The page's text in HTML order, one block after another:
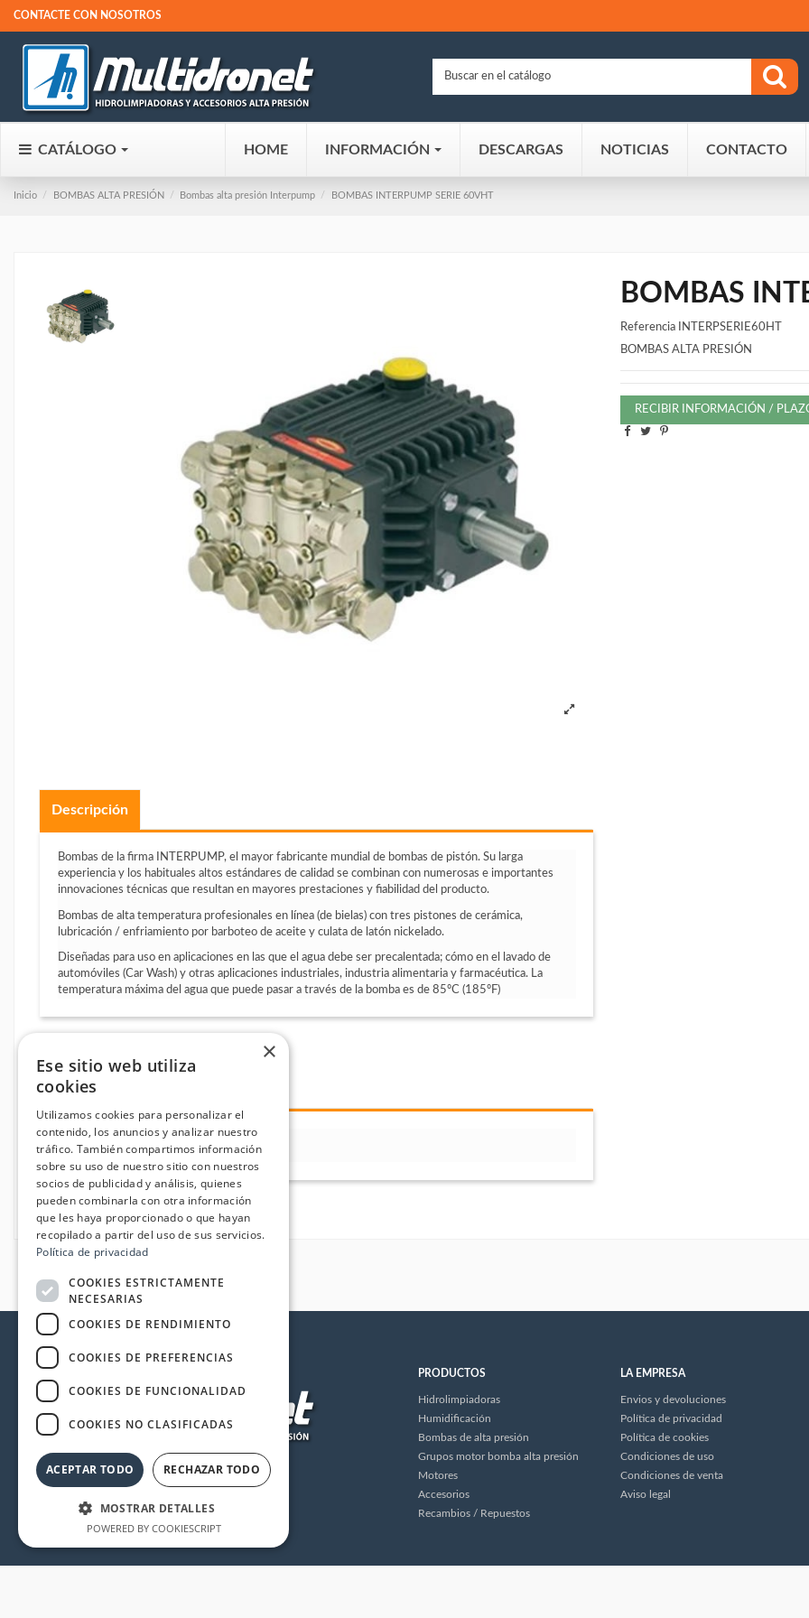
CONTACTE CON NOSOTROS
CATÁLOGO HOME INFORMACIÓN DESCARGAS NOTICIAS CONTACTO
Inicio BOMBAS ALTA PRESIÓN Bombas alta presión Interpump BOMBAS INTERPUMP SERIE 60VHT
Descripción
Bombas de la firma INTERPUMP, el mayor fabricante mundial de bombas de pistón. Su larga
experiencia y los habituales altos estándares de calidad se combinan con numerosas e importantes
innovaciones técnicas que resultan en mayores prestaciones y fiabilidad del producto.
Bombas de alta temperatura profesionales en línea (de bielas) con tres pistones de cerámica,
lubricación / enfriamiento por barboteo de aceite y culata de latón nickelado.
Diseñadas para uso en aplicaciones en las que el agua debe ser precalentada; cómo en el lavado de
automóviles (Car Wash) y otras aplicaciones industriales, industria alimentaria y farmacéutica. La
temperatura máxima del agua que puede pasar a través de la bomba es de 85ºC (185ºF)
Descargas
MANUAL SERIE 60 VHT
BOMBAS
Referencia
INTERPSERIE60HT
BOMBAS ALTA PRESIÓN
RECIBIR INFORMACIÓN /
PRODUCTOS
Hidrolimpiadoras
Humidificación
Bombas de alta presión
Grupos motor bomba alta presión
Motores
Accesorios
Recambios / Repuestos
LA EMPRESA
Envios y devoluciones
Política de privacidad
Política de cookies
Condiciones de uso
Condiciones de venta
Aviso legal
×
Ese sitio web utiliza
cookies
Utilizamos cookies para personalizar el
contenido, los anuncios y analizar nuestro
tráfico. También compartimos información
sobre su uso de nuestro sitio con nuestros
socios de publicidad y análisis, quienes
pueden combinarla con otra información
que les haya proporcionado o que hayan
recopilado a partir del uso de sus servicios.
Política de privacidad
COOKIES ESTRICTAMENTE
NECESARIAS
COOKIES DE RENDIMIENTO
COOKIES DE PREFERENCIAS
COOKIES DE FUNCIONALIDAD
COOKIES NO CLASIFICADAS
ACEPTAR TODO RECHAZAR TODO
MOSTRAR DETALLES
POWERED BY COOKIESCRIPT